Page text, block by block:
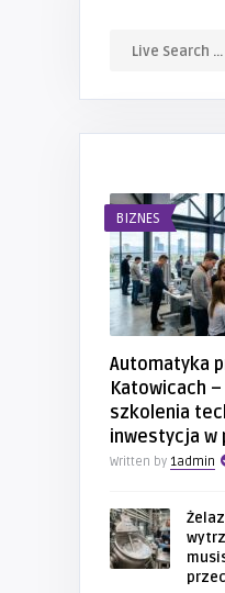
BIZNES
Automatyka
Katowicach
szkolenia
inwestycja w
Written by 1admin